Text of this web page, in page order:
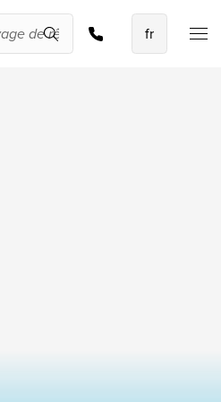
Les meilleures
Rechercher et réserver